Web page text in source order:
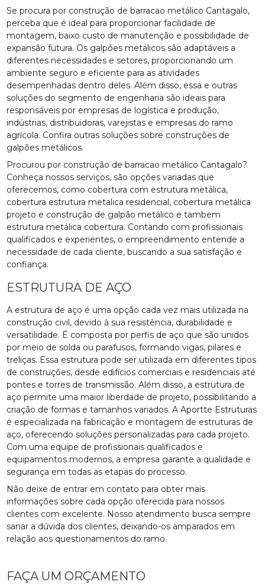
Se procura por construção de barracao metálico Cantagalo,
perceba que é ideal para proporcionar facilidade de
montagem, baixo custo de manutenção e possibilidade de
expansão futura. Os galpões metálicos são adaptáveis a
diferentes necessidades e setores, proporcionando um
ambiente seguro e eficiente para as atividades
desempenhadas dentro deles. Além disso, essa e outras
soluções do segmento de engenharia são ideais para
responsáveis por empresas de logística e produção,
indústrias, distribuidoras, varejistas e empresas do ramo
agrícola. Confira outras soluções sobre construções de
galpões metálicos.
Procurou por construção de barracao metálico Cantagalo?
Conheça nossos serviços, são opções variadas que
oferecemos, como cobertura com estrutura metálica,
cobertura estrutura metalica residencial, cobertura metálica
projeto e construção de galpão metálico e tambem
estrutura metálica cobertura. Contando com profissionais
qualificados e experientes, o empreendimento entende a
necessidade de cada cliente, buscando a sua satisfação e
confiança.
ESTRUTURA DE AÇO
A estrutura de aço é uma opção cada vez mais utilizada na
construção civil, devido à sua resistência, durabilidade e
versatilidade. É composta por perfis de aço que são unidos
por meio de solda ou parafusos, formando vigas, pilares e
treliças. Essa estrutura pode ser utilizada em diferentes tipos
de construções, desde edifícios comerciais e residenciais até
pontes e torres de transmissão. Além disso, a estrutura de
aço permite uma maior liberdade de projeto, possibilitando a
criação de formas e tamanhos variados. A Aportte Estruturas
é especializada na fabricação e montagem de estruturas de
aço, oferecendo soluções personalizadas para cada projeto.
Com uma equipe de profissionais qualificados e
equipamentos modernos, a empresa garante a qualidade e
segurança em todas as etapas do processo.
Não deixe de entrar em contato para obter mais
informações sobre cada opção oferecida para nossos
clientes com excelente. Nosso atendimento busca sempre
sanar a dúvida dos clientes, deixando-os amparados em
relação aos questionamentos do ramo.
FAÇA UM ORÇAMENTO